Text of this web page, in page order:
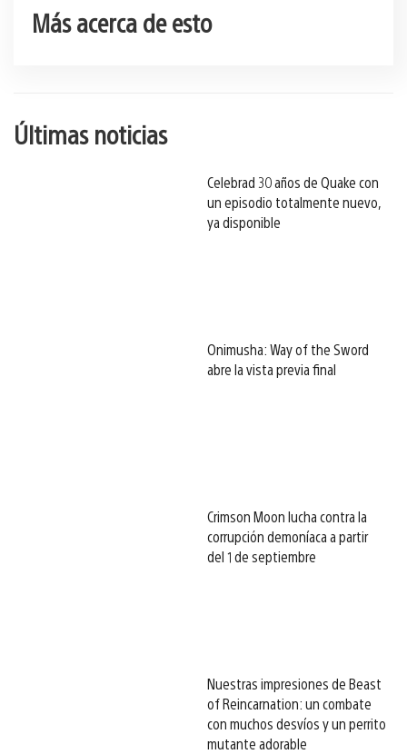
Más acerca de esto
Últimas noticias
Celebrad 30 años de Quake con
un episodio totalmente nuevo,
ya disponible
Onimusha: Way of the Sword
abre la vista previa final
Crimson Moon lucha contra la
corrupción demoníaca a partir
del 1 de septiembre
Nuestras impresiones de Beast
of Reincarnation: un combate
con muchos desvíos y un perrito
mutante adorable